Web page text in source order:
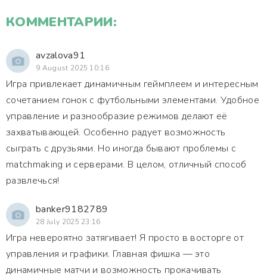
КОММЕНТАРИИ:
avzalova91
9 August 2025 10:16
Игра привлекает динамичным геймплеем и интересным
сочетанием гонок с футбольными элементами. Удобное
управление и разнообразие режимов делают её
захватывающей. Особенно радует возможность
сыграть с друзьями. Но иногда бывают проблемы с
matchmaking и серверами. В целом, отличный способ
развлечься!
banker9182789
28 July 2025 23:16
Игра невероятно затягивает! Я просто в восторге от
управления и графики. Главная фишка — это
динамичные матчи и возможность прокачивать